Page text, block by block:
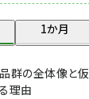
1か月
群の全体像と仮
理由